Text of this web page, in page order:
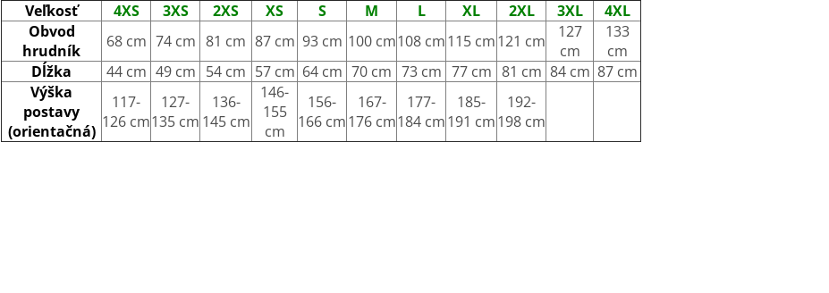
Veľkosť
4XS 3XS 2XS XS S M L XL 2XL 3XL
4XL
Obvod
hrudník
68 cm 74 cm 81 cm 87 cm 93 cm 100 cm108 cm115 cm121 cm
127
cm
133
cm
Dĺžka
44 cm 49 cm 54 cm 57 cm 64 cm 70 cm 73 cm 77 cm 81 cm 84 cm 87 cm
Výška
postavy
(orientačná)
117-
126 cm
127-
135 cm
136-
145 cm
146-
155
cm
156-
166 cm
167-
176 cm
177-
184 cm
185-
191 cm
192-
198 cm